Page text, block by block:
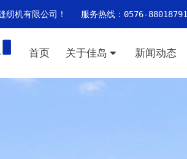
纫机有限公司！ 服务热线：0576-88018791
首页 关于佳岛 新闻动态